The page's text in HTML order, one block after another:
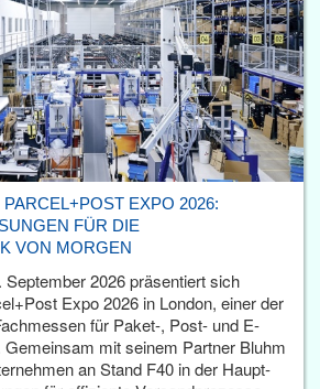
EXPO 2026:
FÜR DIE
VON MORGEN
2026 präsentiert sich
Expo 2026 in London, einer der
für Paket-, Post- und E-
mit seinem Partner Bluhm
an Stand F40 in der Haupt­